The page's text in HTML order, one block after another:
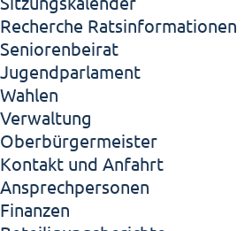
Recherche Ratsinformationen
Seniorenbeirat
Jugendparlament
Wahlen
Verwaltung
Oberbürgermeister
Kontakt und Anfahrt
Ansprechpersonen
Finanzen